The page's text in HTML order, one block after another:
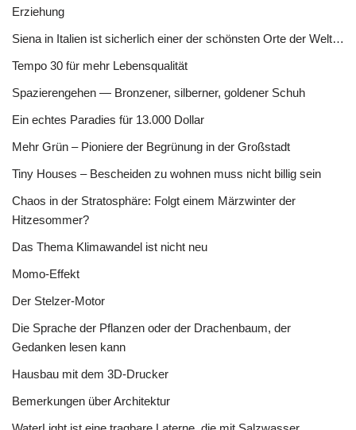
Erziehung
Siena in Italien ist sicherlich einer der schönsten Orte der Welt…
Tempo 30 für mehr Lebensqualität
Spazierengehen — Bronzener, silberner, goldener Schuh
Ein echtes Paradies für 13.000 Dollar
Mehr Grün – Pioniere der Begrünung in der Großstadt
Tiny Houses – Bescheiden zu wohnen muss nicht billig sein
Chaos in der Stratosphäre: Folgt einem Märzwinter der
Hitzesommer?
Das Thema Klimawandel ist nicht neu
Momo-Effekt
Der Stelzer-Motor
Die Sprache der Pflanzen oder der Drachenbaum, der
Gedanken lesen kann
Hausbau mit dem 3D-Drucker
Bemerkungen über Architektur